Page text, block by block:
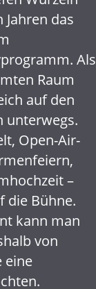
das
Als
Raum
auf den
unterwegs.
Open-Air-
–
die Bühne.
kann man
von
eine